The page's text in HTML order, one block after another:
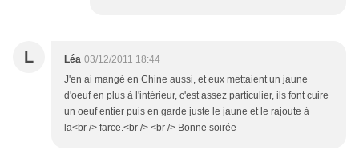
L Léa 03/12/2011 18:44
J'en ai mangé en Chine aussi, et eux mettaient un jaune
d'oeuf en plus à l'intérieur, c'est assez particulier, ils font cuire
un oeuf entier puis en garde juste le jaune et le rajoute à
la<br /> farce.<br /> <br /> Bonne soirée